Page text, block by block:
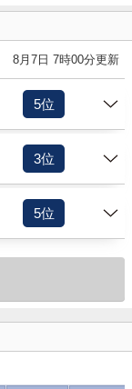
8月7日 7時00分更新
5位
3位
5位